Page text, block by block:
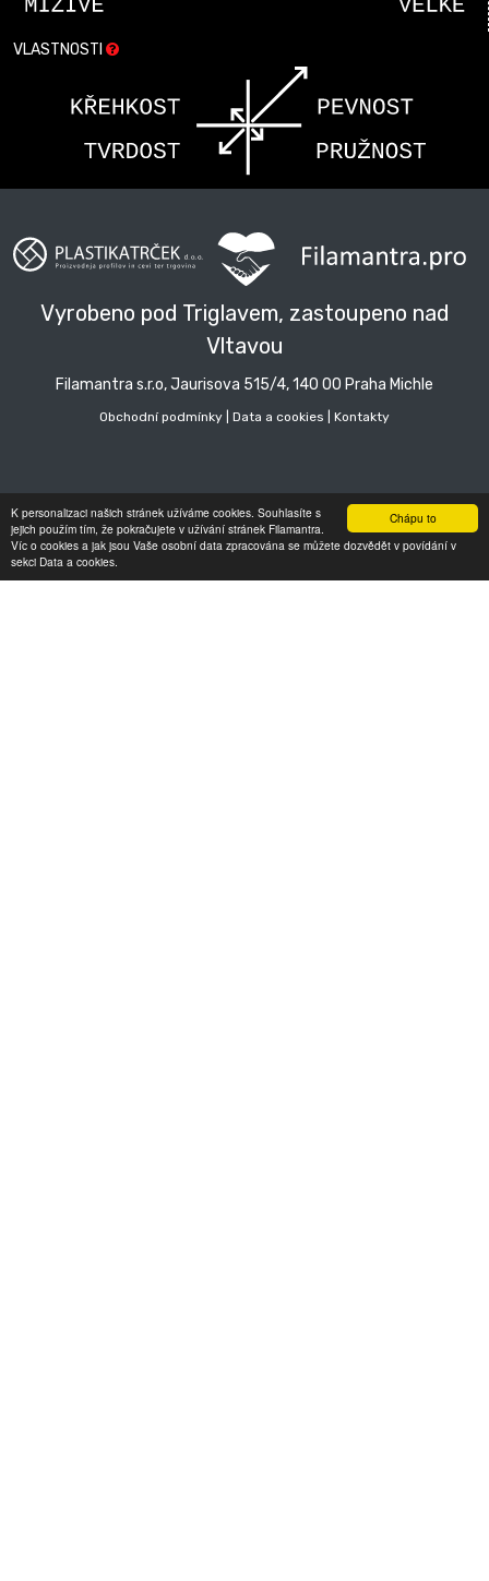
Chápu to
K personalizaci našich stránek užíváme cookies. Souhlasíte s
jejich použím tím, že pokračujete v užívání stránek Filamantra.
Víc o cookies a jak jsou Vaše osobní data zpracována se můžete dozvědět v povídání v
sekci Data a cookies.
VLASTNOSTI
Vyrobeno pod Triglavem, zastoupeno nad
Vltavou
Filamantra s.r.o, Jaurisova 515/4, 140 00 Praha Michle
Obchodní podmínky Data a cookies Kontakty